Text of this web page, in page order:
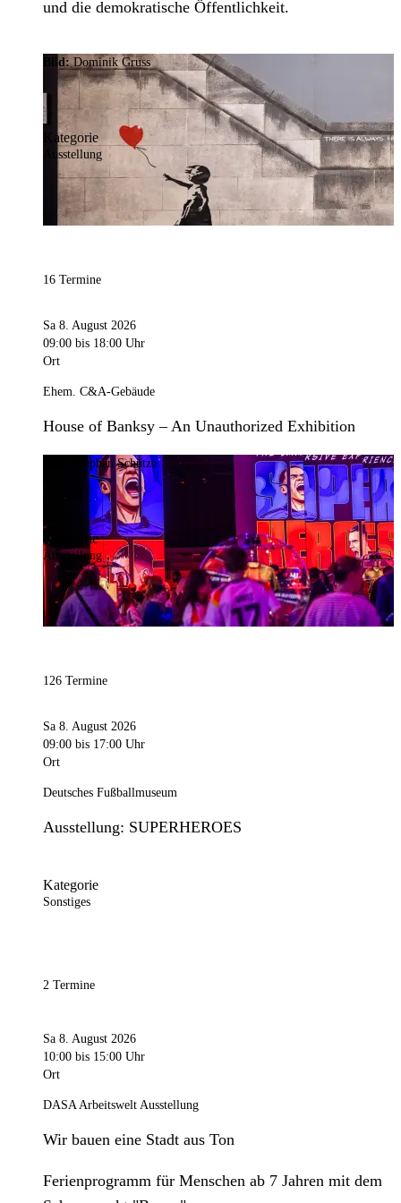
und die demokratische Öffentlichkeit.
Bild:Dominik Gruss
Kategorie
Ausstellung
16 Termine
Sa 8. August 2026
09:00 bis 18:00 Uhr
Ort
Ehem. C&A-Gebäude
House of Banksy – An Unauthorized Exhibition
Stephan Schütze
Kategorie
Ausstellung
126 Termine
Sa 8. August 2026
09:00 bis 17:00 Uhr
Ort
Deutsches Fußballmuseum
Ausstellung: SUPERHEROES
Kategorie
Sonstiges
2 Termine
Sa 8. August 2026
10:00 bis 15:00 Uhr
Ort
DASA Arbeitswelt Ausstellung
Wir bauen eine Stadt aus Ton
Ferienprogramm für Menschen ab 7 Jahren mit dem